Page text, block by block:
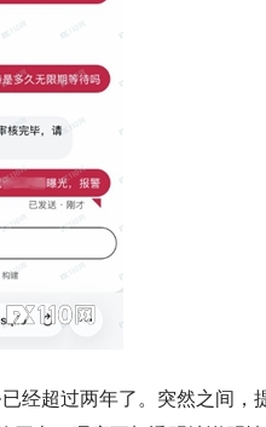
经超过两年了。突然之间，